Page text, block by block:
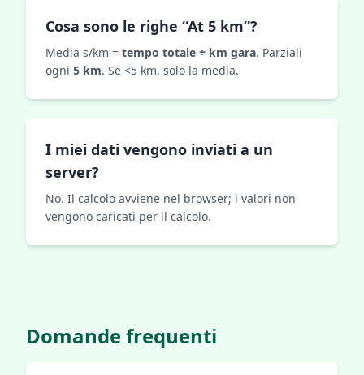
Cosa sono le righe “At 5 km”?
Media s/km = tempo totale ÷ km gara. Parziali
ogni 5 km. Se <5 km, solo la media.
I miei dati vengono inviati a un
server?
No. Il calcolo avviene nel browser; i valori non
vengono caricati per il calcolo.
Domande frequenti